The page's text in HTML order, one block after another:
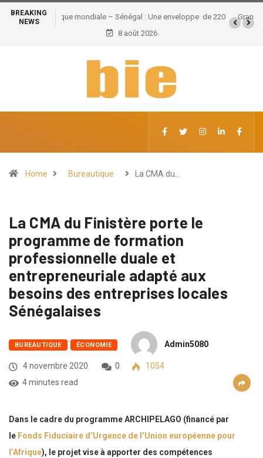
BREAKING
NEWS
Grand Magal de Touba : Près de 630 milliards FCFA de
retombées économiques et un potentiel de 100.000
8 août 2026
Home Bureautique La CMA du…
La CMA du Finistère porte le
programme de formation
professionnelle duale et
entrepreneuriale adapté aux
besoins des entreprises locales
Sénégalaises
BUREAUTIQUE ÉCONOMIE Admin5080
4 novembre 2020 0
1054
4 minutes read
Dans le cadre du programme ARCHIPELAGO (financé par
le Fonds Fiduciaire d’Urgence de l’Union européenne pour
l’Afrique), le projet vise à apporter des compétences